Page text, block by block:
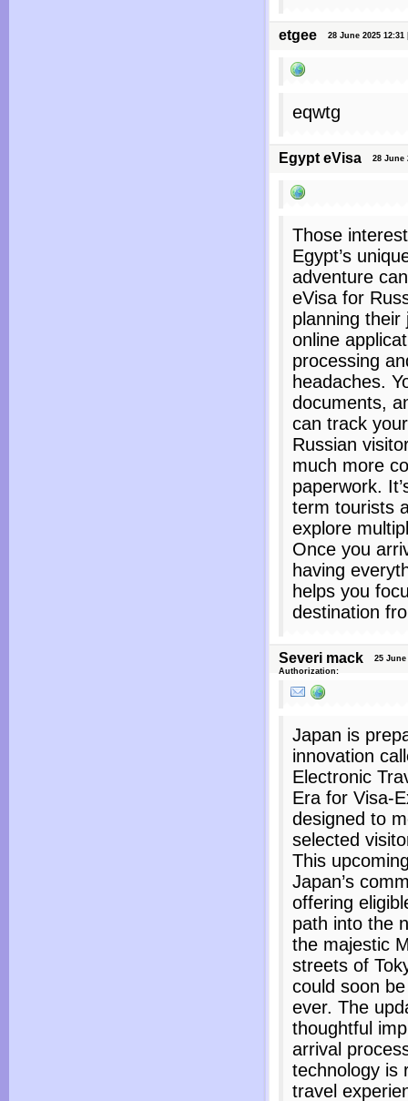
etgee 28 June 2025 12:31
eqwtg
Egypt eVisa 28 June
Those
Egypt’s
adventure
eVisa for
planning their
online
processing
headaches.
documents,
can track
Russian
much more
paperwork.
term tourists
explore
Once you
having
helps you
destination
Severi mack
25 June
Authorization:
Japan is
innovation
Electronic
Era for Visa-
designed to
selected
This
Japan’s
offering
path into the
the majestic
streets of
could soon
ever. The
thoughtful
arrival
technology is
travel